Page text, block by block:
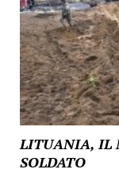
LITUANIA, IL
SOLDATO